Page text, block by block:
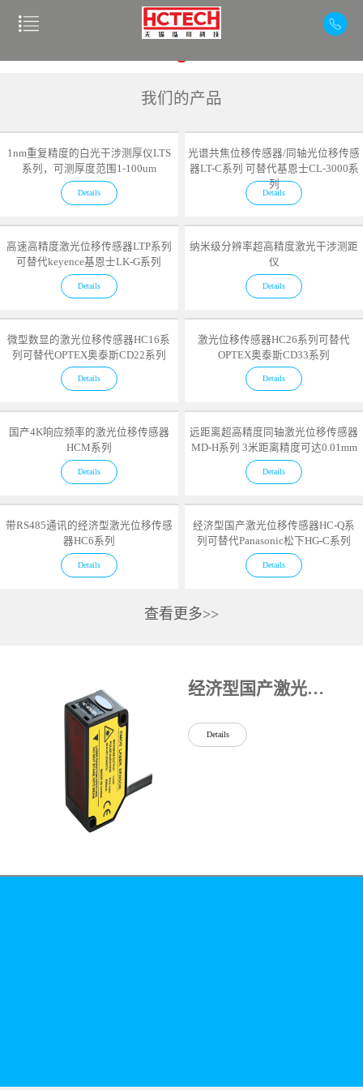
我们的产品
1nm重复精度的白光干涉测厚仪LTS
系列，可测厚度范围1-100um
Details
光谱共焦位移传感器/同轴光位移传感
器LT-C系列 可替代基恩士CL-3000系
列
Details
高速高精度激光位移传感器LTP系列
可替代keyence基恩士LK-G系列
Details
纳米级分辨率超高精度激光干涉测距
仪
Details
微型数显的激光位移传感器HC16系
列可替代OPTEX奥泰斯CD22系列
Details
激光位移传感器HC26系列可替代
OPTEX奥泰斯CD33系列
Details
国产4K响应频率的激光位移传感器
HCM系列
Details
远距离超高精度同轴激光位移传感器
MD-H系列 3米距离精度可达0.01mm
Details
带RS485通讯的经济型激光位移传感
器HC6系列
Details
经济型国产激光位移传感器HC-Q系
列可替代Panasonic松下HG-C系列
Details
查看更多>>
经济型国产激光位移传感器HC-Q系列可替代Panasonic松下HG-C系列
Details
有